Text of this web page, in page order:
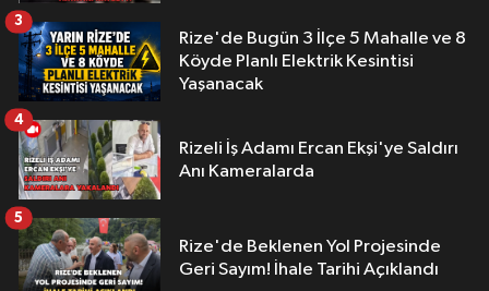
Rize'de Bugün 3 İlçe 5 Mahalle ve 8
Köyde Planlı Elektrik Kesintisi
Yaşanacak
3
Rizeli İş Adamı Ercan Ekşi'ye Saldırı
Anı Kameralarda
4
Rize'de Beklenen Yol Projesinde
Geri Sayım! İhale Tarihi Açıklandı
5